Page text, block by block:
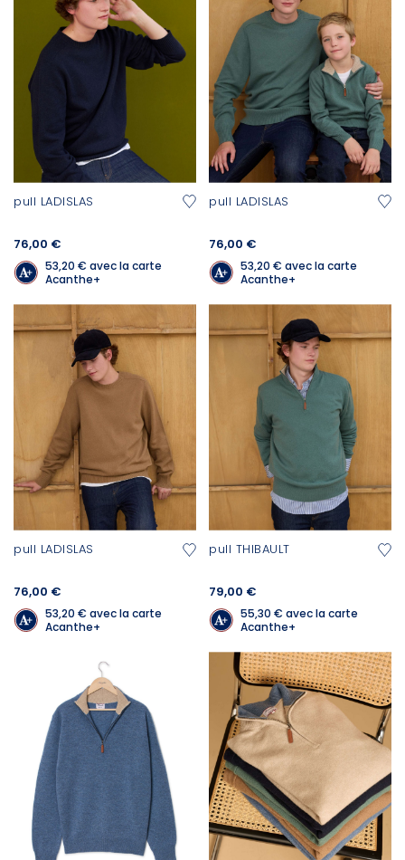
pull LADISLAS
76,00 €
53,20 € avec la carte
Acanthe+
pull LADISLAS
76,00 €
53,20 € avec la carte
Acanthe+
pull LADISLAS
76,00 €
53,20 € avec la carte
Acanthe+
pull THIBAULT
79,00 €
55,30 € avec la carte
Acanthe+